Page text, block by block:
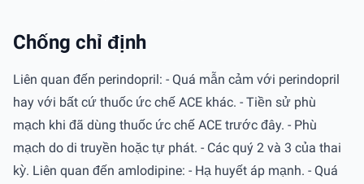
Chống chỉ định
Liên quan đến perindopril: - Quá mẫn cảm với perindopril
hay với bất cứ thuốc ức chế ACE khác. - Tiền sử phù
mạch khi đã dùng thuốc ức chế ACE trước đây. - Phù
mạch do di truyền hoặc tự phát. - Các quý 2 và 3 của thai
kỳ. Liên quan đến amlodipine: - Hạ huyết áp mạnh. - Quá